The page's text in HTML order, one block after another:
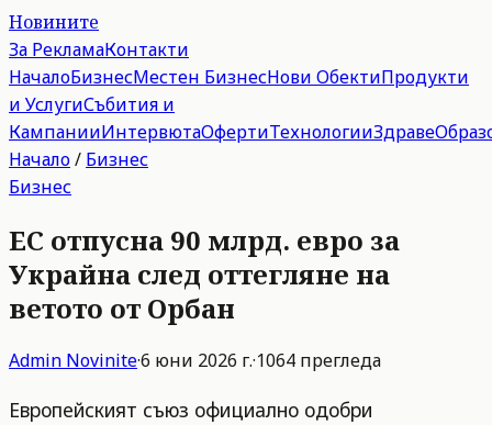
Новините
За РекламаКонтакти
НачалоБизнесМестен БизнесНови ОбектиПродукти
и УслугиСъбития и
КампанииИнтервютаОфертиТехнологииЗдраве
Начало/ Бизнес
Бизнес
ЕС отпусна 90 млрд. евро за
Украйна след оттегляне на
ветото от Орбан
Admin Novinite·6 юни 2026 г.·1064 прегледа
Европейският съюз официално одобри